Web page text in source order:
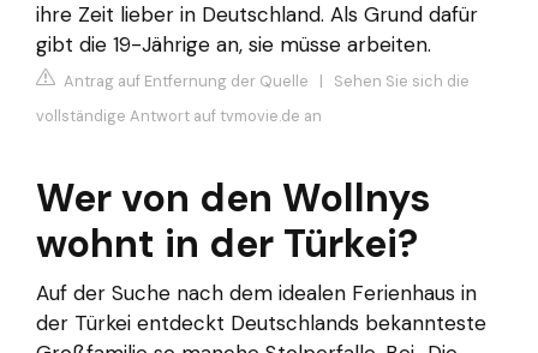
ihre Zeit lieber in Deutschland. Als Grund dafür
gibt die 19-Jährige an, sie müsse arbeiten.
Antrag auf Entfernung der Quelle | Sehen Sie sich die
vollständige Antwort auf tvmovie.de an
Wer von den Wollnys
wohnt in der Türkei?
Auf der Suche nach dem idealen Ferienhaus in
der Türkei entdeckt Deutschlands bekannteste